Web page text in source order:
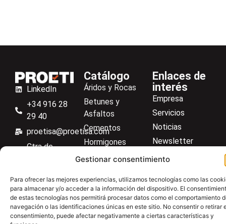
Gestionar consentimiento
Para ofrecer las mejores experiencias, utilizamos tecnologías como las
para almacenar y/o acceder a la información del dispositivo. El
de estas tecnologías nos permitirá procesar datos como el comportamiento
navegación o las identificaciones únicas en este sitio. No consentir o retirar
consentimiento, puede afectar negativamente a ciertas características y
LinkedIn
+34 916 28
29 40
proetisa@proetisa.com
Ctra de
M-106, Km
4,1, 28110
Algete,
Madrid
Catálogo
Áridos y Rocas
Betunes y
Asfaltos
Cementos
Hormigones
Suelos
Aceros
Material general
Enlaces de
interés
Empresa
Servicios
Noticias
Newsletter
Descargas
Centro de ayuda